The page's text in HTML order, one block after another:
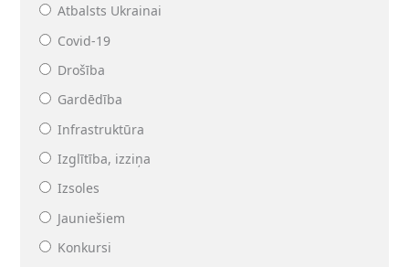
Atbalsts Ukrainai
Covid-19
Drošība
Gardēdība
Infrastruktūra
Izglītība, izziņa
Izsoles
Jauniešiem
Konkursi